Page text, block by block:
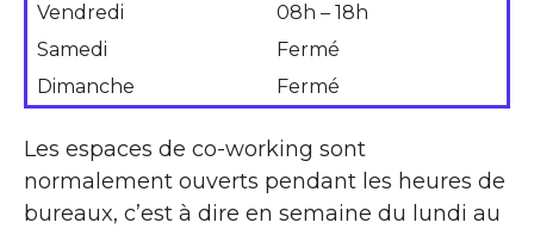
Vendredi
08h – 18h
Samedi
Fermé
Dimanche
Fermé
Les espaces de co-working sont
normalement ouverts pendant les heures de
bureaux, c’est à dire en semaine du lundi au